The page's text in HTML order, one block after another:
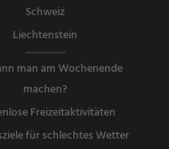
Schweiz
Liechtenstein
man am Wochenende
machen?
Freizeitaktivitäten
für schlechtes Wetter